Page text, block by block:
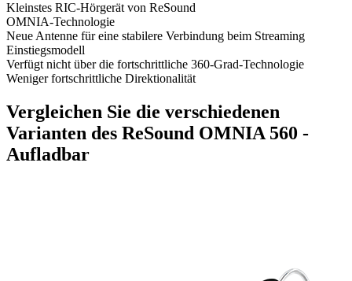
Kleinstes RIC-Hörgerät von ReSound
OMNIA-Technologie
Neue Antenne für eine stabilere Verbindung beim Streaming
Einstiegsmodell
Verfügt nicht über die fortschrittliche 360-Grad-Technologie
Weniger fortschrittliche Direktionalität
Vergleichen Sie die verschiedenen
Varianten des ReSound OMNIA 560 -
Aufladbar